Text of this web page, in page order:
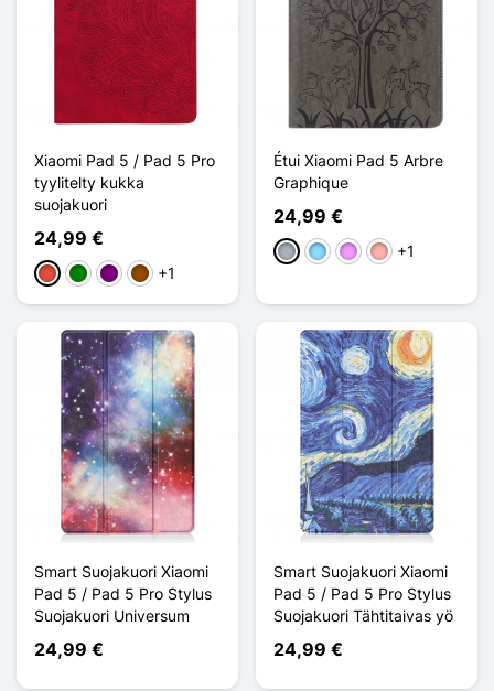
Xiaomi Pad 5 / Pad 5 Pro
tyylitelty kukka
suojakuori
24,99 €
Punainen
VihreäVioletRuskea
+1
Étui Xiaomi Pad 5 Arbre
Graphique
24,99 €
HarmaaBleu ClairViolet Clair
Or Rose
+1
Smart Suojakuori Xiaomi
Pad 5 / Pad 5 Pro Stylus
Suojakuori Universum
24,99 €
Smart Suojakuori Xiaomi
Pad 5 / Pad 5 Pro Stylus
Suojakuori Tähtitaivas yö
24,99 €